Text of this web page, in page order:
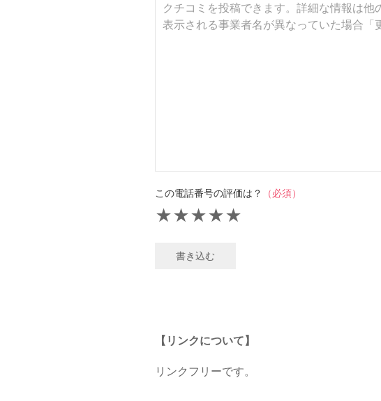
この電話番号の評価は？ （必須）
★
★
★
★
★
書き込む
【リンクについて】
リンクフリーです。